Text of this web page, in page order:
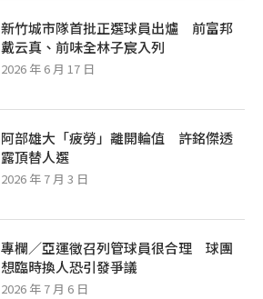
新竹城市隊首批正選球員出爐 前富邦
戴云真、前味全林子宸入列
2026 年 6 月 17 日
阿部雄大「疲勞」離開輪值 許銘傑透
露頂替人選
2026 年 7 月 3 日
專欄／亞運徵召列管球員很合理 球團
想臨時換人恐引發爭議
2026 年 7 月 6 日